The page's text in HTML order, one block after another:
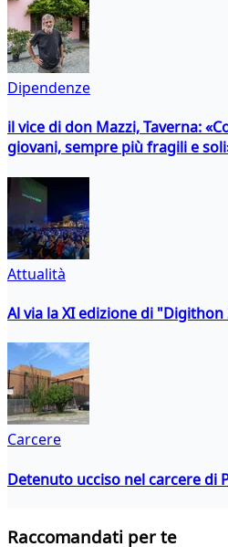
Dipendenze
il vice di don Mazzi, Taverna:
giovani, sempre più fragili e
Attualità
Al via la XI edizione di "Digithon
Carcere
Detenuto ucciso nel carcere di
Raccomandati per te